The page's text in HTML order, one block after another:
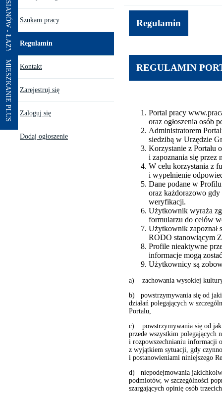
MIESZKANIE PLUS
Szukam pracy
Regulamin
Kontakt
Zarejestruj się
Zaloguj się
Dodaj ogłoszenie
Regulamin
REGULAMIN
Portal pracy
oraz ogłoszenia osób
Administratorem
siedzibą w Urzędzie
Korzystanie z Portalu
i zapoznania się przez
W celu korzystania z
i wypełnienie
Dane podane w
oraz każdorazowo
weryfikacji.
Użytkownik wyraża
formularzu do celów
Użytkownik zapoznał
RODO stanowiącym
Profile nieaktywne
informacje mogą
Użytkownicy są
a) zachowania wysokiej
b) powstrzymywania się od
działań polegających w
Portalu,
c) powstrzymywania się od
przede wszystkim polegających
i rozpowszechnianiu informacji
z wyjątkiem sytuacji, gdy
i postanowieniami niniejszego
d) niepodejmowania
podmiotów, w szczególności
szargających opinię osób